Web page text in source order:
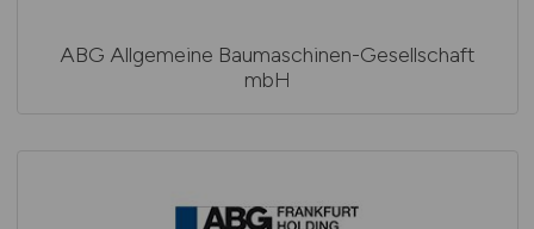
ABG Allgemeine Baumaschinen-Gesellschaft
mbH